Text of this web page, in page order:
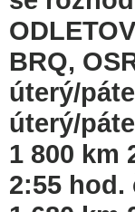
BRQ,
úterý/
úterý/
1 800 km
2:55 hod.